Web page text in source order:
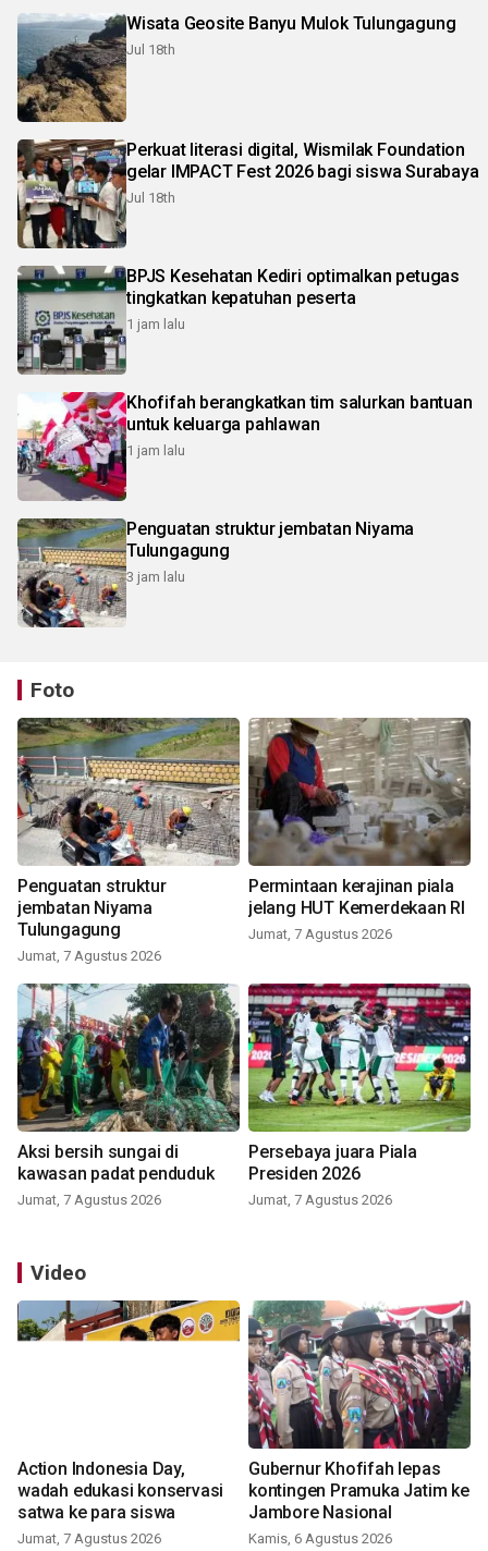
Wisata Geosite Banyu Mulok Tulungagung
Jul 18th
Perkuat literasi digital, Wismilak Foundation
gelar IMPACT Fest 2026 bagi siswa Surabaya
Jul 18th
BPJS Kesehatan Kediri optimalkan petugas
tingkatkan kepatuhan peserta
1 jam lalu
Khofifah berangkatkan tim salurkan bantuan
untuk keluarga pahlawan
1 jam lalu
Penguatan struktur jembatan Niyama
Tulungagung
3 jam lalu
Foto
Penguatan struktur
jembatan Niyama
Tulungagung
Jumat, 7 Agustus 2026
Permintaan kerajinan piala
jelang HUT Kemerdekaan RI
Jumat, 7 Agustus 2026
Aksi bersih sungai di
kawasan padat penduduk
Jumat, 7 Agustus 2026
Persebaya juara Piala
Presiden 2026
Jumat, 7 Agustus 2026
Video
Action Indonesia Day,
wadah edukasi konservasi
satwa ke para siswa
Jumat, 7 Agustus 2026
Gubernur Khofifah lepas
kontingen Pramuka Jatim ke
Jambore Nasional
Kamis, 6 Agustus 2026